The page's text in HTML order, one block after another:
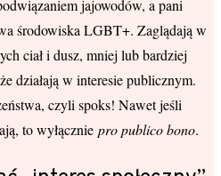
jajowodów, a pani
środowiska LGBT+. Zaglądają w
ciał i dusz, mniej lub bardziej
działają w interesie publicznym.
czyli spoks! Nawet jeśli
to wyłącznie pro publico bono.